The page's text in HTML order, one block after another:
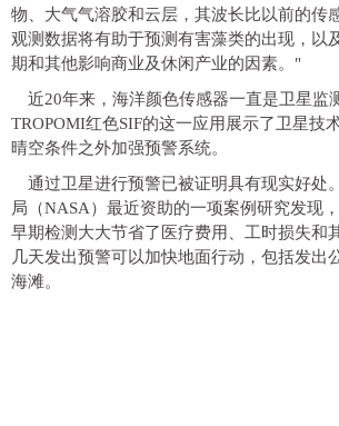
物、大气气溶胶和云层，其波长比以前的传
观测数据将有助于预测有害藻类的出现，以
期和其他影响商业及休闲产业的因素。"
近20年来，海洋颜色传感器一直是卫星监
TROPOMI红色SIF的这一应用展示了卫星技
晴空条件之外加强预警系统。
通过卫星进行预警已被证明具有现实好处
局（NASA）最近资助的一项案例研究发现
早期检测大大节省了医疗费用、工时损失和
几天发出预警可以加快地面行动，包括发出
海滩。